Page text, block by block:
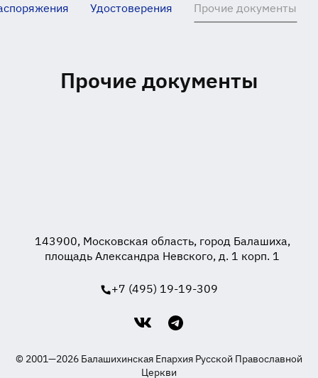
Удостоверения Прочие документы
Прочие документы
143900, Московская область, город Балашиха,
площадь Александра Невского, д. 1 корп. 1
+7 (495) 19-19-309
© 2001—2026 Балашихинская Епархия Русской Православной
Церкви